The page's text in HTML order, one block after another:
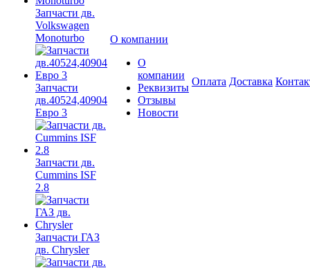
Запчасти дв.
Volkswagen
Monoturbo
Запчасти
дв.40524,40904
Евро 3
Запчасти дв.
Cummins ISF
2.8
Запчасти ГАЗ
дв. Chrysler
О компании
О
компании
Реквизиты
Отзывы
Новости
Оплата Доставка